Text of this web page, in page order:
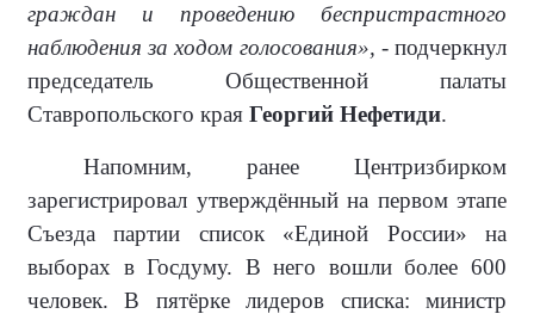
граждан и проведению беспристрастного
наблюдения за ходом голосования», - подчеркнул
председатель Общественной палаты
Ставропольского края Георгий Нефетиди.
Напомним, ранее Центризбирком
зарегистрировал утверждённый на первом этапе
Съезда партии список «Единой России» на
выборах в Госдуму. В него вошли более 600
человек. В пятёрке лидеров списка: министр